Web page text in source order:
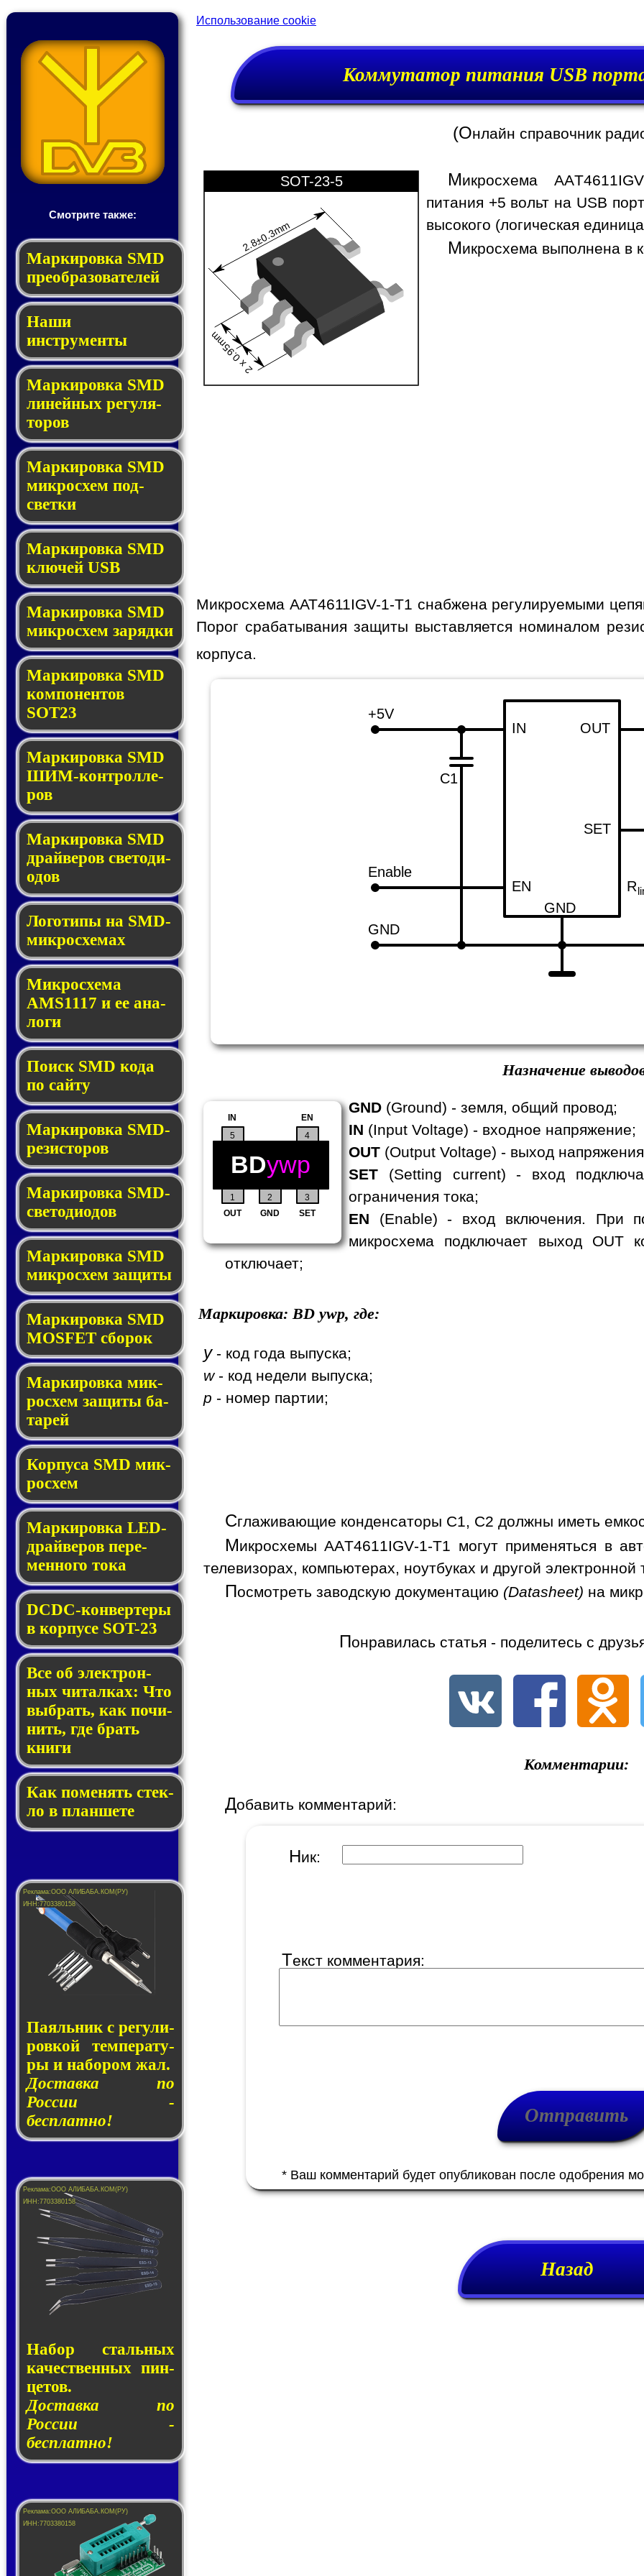
Смотрите также:
Мар­ки­ров­ка SMD
пре­об­ра­зо­ва­те­лей
Наши
инструменты
Маркировка SMD
ли­ней­ных ре­гу­ля­
то­ров
Маркировка SMD
мик­ро­схем под­
свет­ки
Маркировка SMD
клю­чей USB
Маркировка SMD
мик­рос­хем за­ряд­ки
Маркировка SMD
ком­по­нен­тов
SOT23
Маркировка SMD
ШИМ-кон­трол­ле­
ров
Маркировка SMD
драй­ве­ров све­то­ди­
о­дов
Логотипы на SMD-
мик­ро­схе­мах
Микросхема
AMS1117 и ее ана­
ло­ги
Поиск SMD ко­да
по сай­ту
Маркировка SMD-
ре­зис­то­ров
Маркировка SMD-
све­то­дио­дов
Мар­ки­ров­ка SMD
мик­рос­хем защиты
Мар­ки­ров­ка SMD
MOSFET сбо­рок
Мар­ки­ров­ка мик­
ро­схем за­щи­ты ба­
та­рей
Корпуса SMD мик­
ро­схем
Маркировка LED-
драй­ве­ров пе­ре­
мен­но­го то­ка
DCDC-кон­вер­те­ры
в кор­пу­се SOT-23
Все об элек­трон­
ных чи­тал­ках: Что
выб­рать, как по­чи­
нить, где брать
кни­ги
Как по­ме­нять стек­
ло в планшете
Паяльник с ре­гу­ли­
ров­кой тем­пе­ра­ту­
ры и на­бо­ром жал.
Доставка по
России -
бесплатно!
Набор сталь­ных
ка­чест­вен­ных пин­
це­тов.
Доставка по
России -
бесплатно!
Использование cookie
Коммутатор питания USB
(Онлайн справочник
2.8±0.3mm
2 x 0.95mm
SOT-23-5 Микросхема
питания +5 вольт на USB
высокого (логическая
Микросхема выполнена в
Микросхема AAT4611IGV-1-T1 снабжена регулируемыми
Порог срабатывания защиты выставляется номиналом
корпуса.
+5V
GND
IN OUT
Enable
GND
SET
R
C1
EN
Назначение
1 2 3
4
OUT GND SET
EN
5
IN
BDywp
GND (Ground) - земля, общий провод;
IN (Input Voltage) - входное напряжение;
OUT (Output Voltage) - выход
SET (Setting current) - вход
ограничения тока;
EN (Enable) - вход включения. При
микросхема подключает выход
отключает;
Маркировка: BDywp, где:
y- код года выпуска;
w- код недели выпуска;
p - номер партии;
Сглаживающие конденсаторы C1, C2 должны иметь
Микросхемы AAT4611IGV-1-T1 могут применяться в
телевизорах, компьютерах, ноутбуках и другой электронной
Посмотреть заводскую документацию (Datasheet) на
Понравилась статья - поделитесь с
Комментарии:
Добавить комментарий:
Ник:
Текст комментария:
* Ваш комментарий будет опубликован после одобрения
Назад